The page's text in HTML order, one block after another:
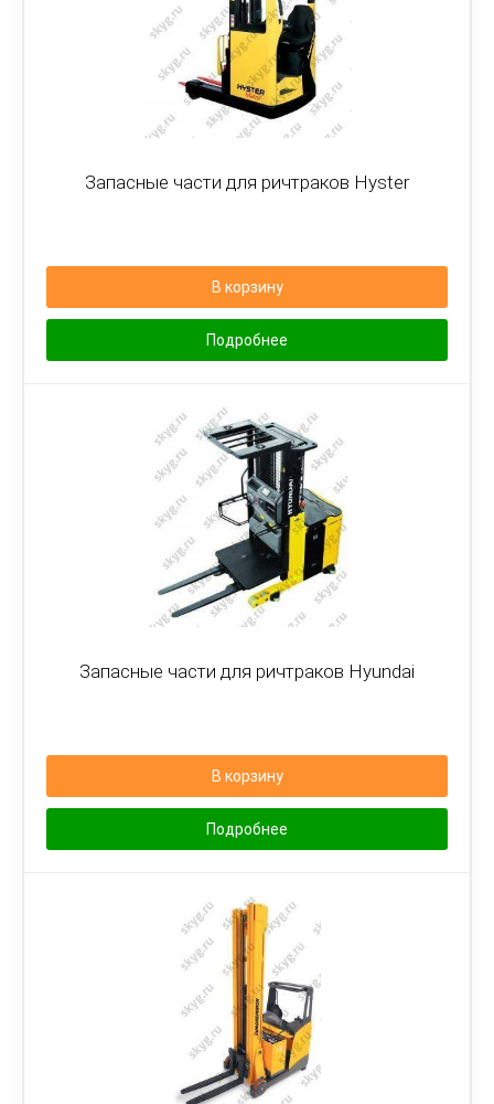
Запасные части для ричтраков Hyster
В корзину
Подробнее
Запасные части для ричтраков Hyundai
В корзину
Подробнее